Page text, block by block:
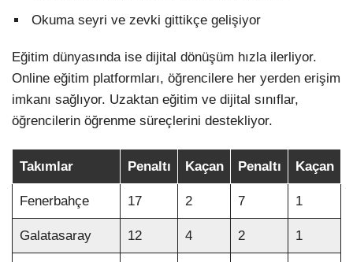
Okuma seyri ve zevki gittikçe gelişiyor
Eğitim dünyasında ise dijital dönüşüm hızla ilerliyor.
Online eğitim platformları, öğrencilere her yerden erişim
imkanı sağlıyor. Uzaktan eğitim ve dijital sınıflar,
öğrencilerin öğrenme süreçlerini destekliyor.
Takımlar Penaltı Kaçan Penaltı Kaçan
Fenerbahçe 17 2 7 1
Galatasaray 12 4 2 1